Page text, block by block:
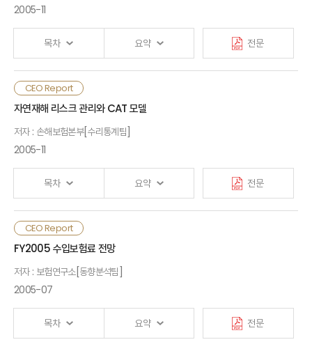
Ⅲ. 미·일의 퇴직연금 운용현황 및 특징
2. 제반특징
Ⅳ. 퇴직연금 운용전략 및 향후과제
2005-11
목차 요약 전문
Ⅰ. 검토배경
Ⅱ. 민영건강보험시장의 현황
III. 민영건강보험사업의 보험리스크 요인
Ⅳ. 민영건강보험사업의 리스크관리 방안
[부록] 미국 보험산업별 보험리스크
CEO Report
자연재해 리스크 관리와 CAT 모델
저자 : 손해보험본부[수리통계팀]
2005-11
목차 요약 전문
Ⅰ. 검토배경
Ⅱ. CAT 모델 도입 필요성
Ⅲ. 도입 효과
CEO Report
FY2005 수입보험료 전망
저자 : 보험연구소[동향분석팀]
2005-07
목차 요약 전문